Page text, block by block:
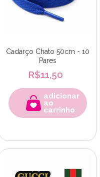
Cadarço Chato 50cm - 10
Pares
R$11,50
adicionar
ao
carrinho